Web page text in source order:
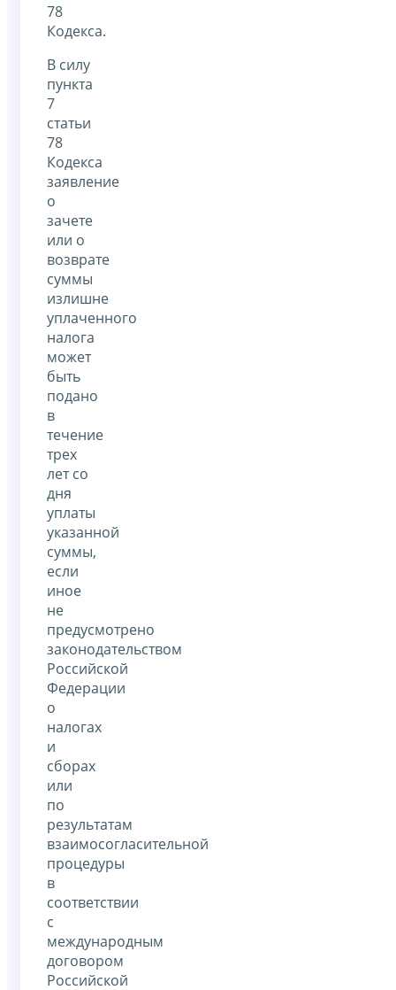
78
Кодекса.
В силу
пункта
7
статьи
78
Кодекса
заявление
о
зачете
или о
возврате
суммы
излишне
уплаченного
налога
может
быть
подано
в
течение
трех
лет со
дня
уплаты
указанной
суммы,
если
иное
не
предусмотрено
законодательством
Российской
Федерации
о
налогах
и
сборах
или
по
результатам
взаимосогласительной
процедуры
в
соответствии
с
международным
договором
Российской